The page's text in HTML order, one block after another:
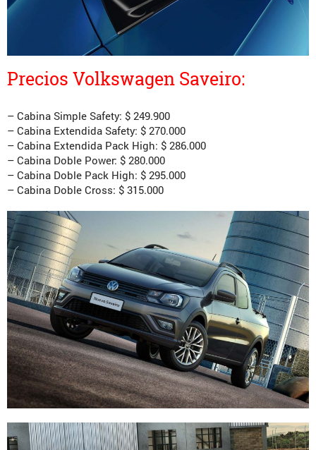
Precios Volkswagen Saveiro:
– Cabina Simple Safety: $ 249.900
– Cabina Extendida Safety: $ 270.000
– Cabina Extendida Pack High: $ 286.000
– Cabina Doble Power: $ 280.000
– Cabina Doble Pack High: $ 295.000
– Cabina Doble Cross: $ 315.000